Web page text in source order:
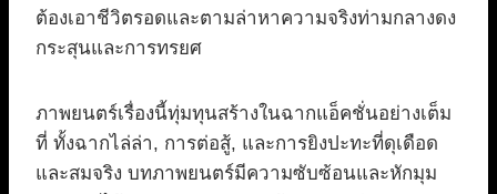
ต้องเอาชีวิตรอดและตามล่าหาความจริงท่ามกลางดง
กระสุนและการทรยศ
ภาพยนตร์เรื่องนี้ทุ่มทุนสร้างในฉากแอ็คชั่นอย่างเต็ม
ที่ ทั้งฉากไล่ล่า, การต่อสู้, และการยิงปะทะที่ดุเดือด
และสมจริง บทภาพยนตร์มีความซับซ้อนและหักมุม